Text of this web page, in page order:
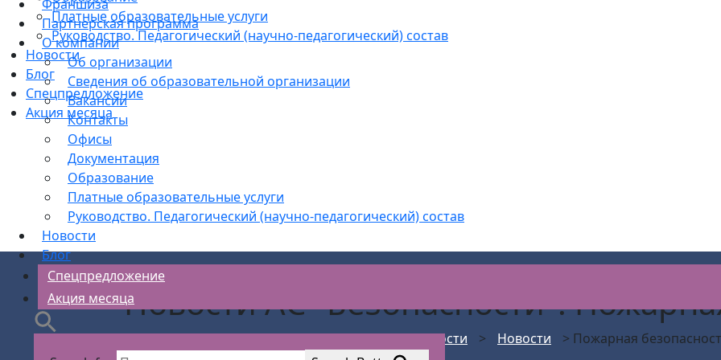
Платные образовательные услуги
Руководство. Педагогический (научно-педагогический) состав
Новости
Блог
Спецпредложение
Акция месяца
Франшиза
Партнерская программа
О компании
Об организации
Сведения об образовательной организации
Вакансии
Контакты
Офисы
Документация
Образование
Платные образовательные услуги
Руководство. Педагогический (научно-педагогический) состав
Новости
Блог
Спецпредложение
Акция месяцаНовости АС "Безопасности":
АС Безопасности > Новости > Пожарная